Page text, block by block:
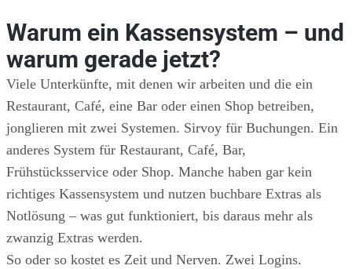
Warum ein Kassensystem – und
warum gerade jetzt?
Viele Unterkünfte, mit denen wir arbeiten und die ein
Restaurant, Café, eine Bar oder einen Shop betreiben,
jonglieren mit zwei Systemen. Sirvoy für Buchungen. Ein
anderes System für Restaurant, Café, Bar,
Frühstücksservice oder Shop. Manche haben gar kein
richtiges Kassensystem und nutzen buchbare Extras als
Notlösung – was gut funktioniert, bis daraus mehr als
zwanzig Extras werden.
So oder so kostet es Zeit und Nerven. Zwei Logins.